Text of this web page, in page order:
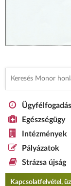
Ügyfélfogadás
Egészségügy
Intézmények
Pályázatok
Strázsa újság
Kapcsolatfelvétel,